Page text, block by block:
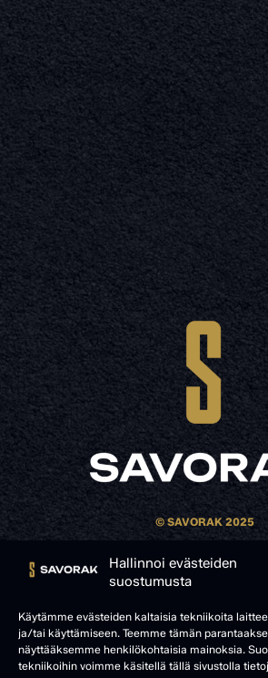
Hallinnoi evästeiden
suostumusta
Käytämme evästeiden kaltaisia tekniikoita
ja/tai käyttämiseen. Teemme tämän
näyttääksemme henkilökohtaisia mainoksia.
tekniikoihin voimme käsitellä tällä sivustolla
© SAVORAK 2025